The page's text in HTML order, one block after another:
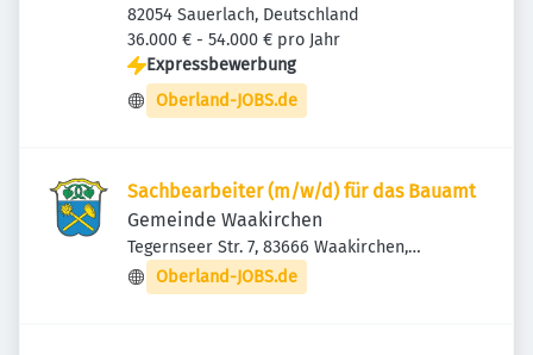
82054 Sauerlach, Deutschland
36.000 € - 54.000 € pro Jahr
Expressbewerbung
Oberland-JOBS.de
Sachbearbeiter (m/w/d) für das Bauamt
Gemeinde Waakirchen
Tegernseer Str. 7, 83666 Waakirchen,
Deutschland
Oberland-JOBS.de